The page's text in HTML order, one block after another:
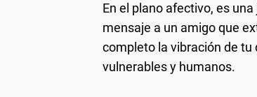
En el plano afectivo, es
mensaje a un amigo que
completo la vibración de tu
vulnerables y humanos.